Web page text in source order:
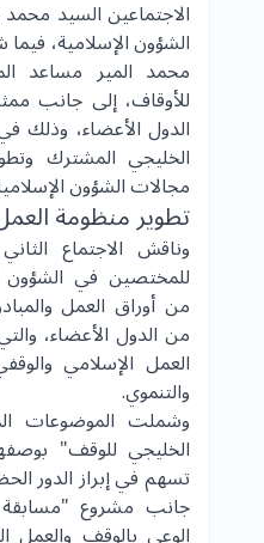
الاجتماعين السيد
الشؤون الإسلامية،
محمد المير مساعد
للأوقاف، إلى جانب
الدول الأعضاء، وذلك
الخليجي المشترك
مجالات الشؤون
تطوير منظومة
وناقش الاجتماع
للمختصين في الشؤون
من أوراق العمل
من الدول الأعضاء،
العمل الإسلامي
والتنموي.
وشملت الموضوعات
الخليجي للوقف"
تسهم في إبراز الدور
جانب مشروع